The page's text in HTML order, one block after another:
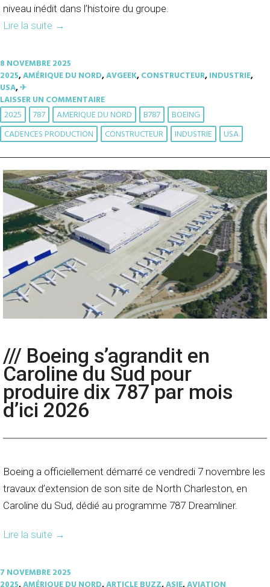
niveau inédit dans l’histoire du groupe.
Lire la suite →
8 NOVEMBRE 2025
2025,AMÉRIQUE DU NORD,AVGEEK,CONSTRUCTEUR,INDUSTRIE,
USA,✈︎
LAISSER UN COMMENTAIRE
2025 787 AMERIQUE DU NORD B787
BOEING
CADENCES PRODUCTION
CONSTRUCTEUR INDUSTRIE USA
/// Boeing s’agrandit en
Caroline du Sud pour
produire dix 787 par mois
d’ici 2026
Boeing a officiellement démarré ce vendredi 7 novembre les
travaux d’extension de son site de North Charleston, en
Caroline du Sud, dédié au programme 787 Dreamliner.
Lire la suite →
7 NOVEMBRE 2025